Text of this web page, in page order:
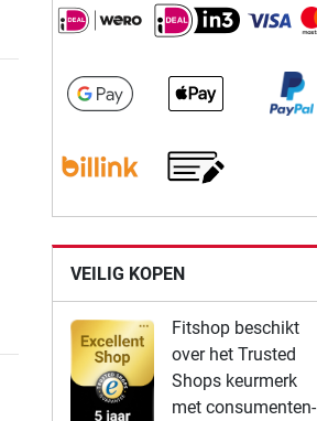
VEILIG KOPEN
Fitshop beschikt
over het Trusted
Shops keurmerk
met consumenten-